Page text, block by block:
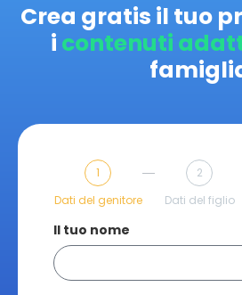
Crea gratis il tuo
i contenuti
1
Dati del genitore
2
Dati del figlio
Il tuo nome